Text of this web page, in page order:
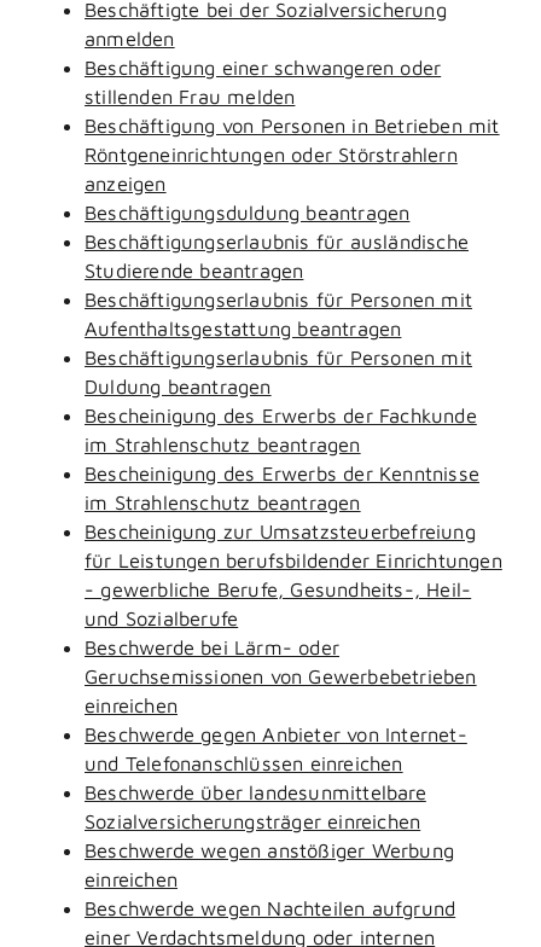
Beschäftigte bei der Sozialversicherung
anmelden
Beschäftigung einer schwangeren oder
stillenden Frau melden
Beschäftigung von Personen in Betrieben mit
Röntgeneinrichtungen oder Störstrahlern
anzeigen
Beschäftigungsduldung beantragen
Beschäftigungserlaubnis für ausländische
Studierende beantragen
Beschäftigungserlaubnis für Personen mit
Aufenthaltsgestattung beantragen
Beschäftigungserlaubnis für Personen mit
Duldung beantragen
Bescheinigung des Erwerbs der Fachkunde
im Strahlenschutz beantragen
Bescheinigung des Erwerbs der Kenntnisse
im Strahlenschutz beantragen
Bescheinigung zur Umsatzsteuerbefreiung
für Leistungen berufsbildender Einrichtungen
- gewerbliche Berufe, Gesundheits-, Heil-
und Sozialberufe
Beschwerde bei Lärm- oder
Geruchsemissionen von Gewerbebetrieben
einreichen
Beschwerde gegen Anbieter von Internet-
und Telefonanschlüssen einreichen
Beschwerde über landesunmittelbare
Sozialversicherungsträger einreichen
Beschwerde wegen anstößiger Werbung
einreichen
Beschwerde wegen Nachteilen aufgrund
einer Verdachtsmeldung oder internen